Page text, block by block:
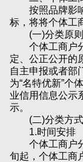
按照品牌影响
标，将将个体工
(一)分类原则
个体工商户分
定、公正公开的
自主申报或者部
为“名特优新”个
业信用信息公示
示。
(二)分类方式
1.时间安排
个体工商户分
旬起，个体工商